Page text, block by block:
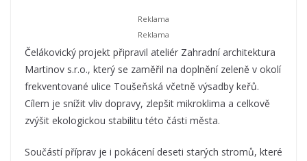
Čelákovický projekt připravil ateliér Zahradní architektura
Martinov s.r.o., který se zaměřil na doplnění zeleně v okolí
frekventované ulice Toušeňská včetně výsadby keřů.
Cílem je snížit vliv dopravy, zlepšit mikroklima a celkově
zvýšit ekologickou stabilitu této části města.
Součástí příprav je i pokácení deseti starých stromů, které